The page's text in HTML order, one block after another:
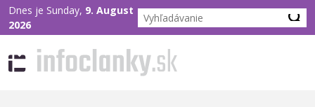
Dnes je Sunday, 9. August
2026